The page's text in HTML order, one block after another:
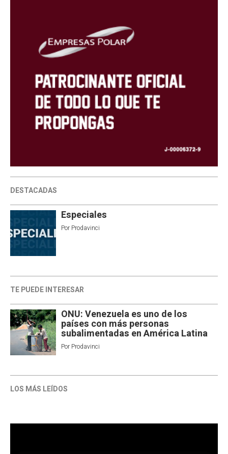
DESTACADAS
Especiales
Por Prodavinci
TE PUEDE INTERESAR
ONU: Venezuela es uno de los
países con más personas
subalimentadas en América Latina
Por Prodavinci
LOS MÁS LEÍDOS